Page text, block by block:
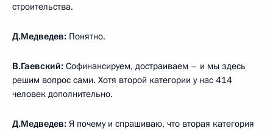
строительства.
Д.Медведев: Понятно.
В.Гаевский: Софинансируем, достраиваем – и мы здесь
решим вопрос сами. Хотя второй категории у нас 414
человек дополнительно.
Д.Медведев: Я почему и спрашиваю, что вторая категория